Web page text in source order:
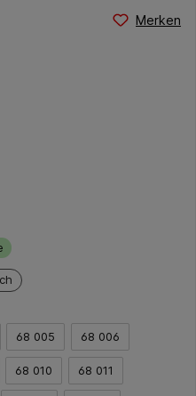
Merken
68 005 68 006
68 010 68 011